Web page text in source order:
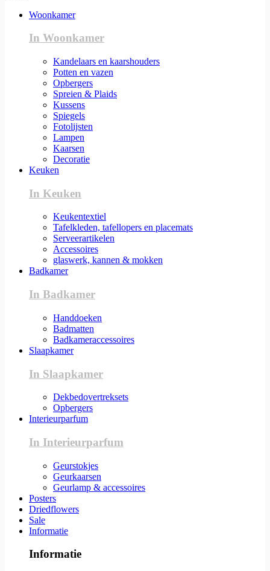
Woonkamer
In Woonkamer
Kandelaars en kaarshouders
Potten en vazen
Opbergers
Spreien & Plaids
Kussens
Spiegels
Fotolijsten
Lampen
Kaarsen
Decoratie
Keuken
In Keuken
Keukentextiel
Tafelkleden, tafellopers en placemats
Serveerartikelen
Accessoires
glaswerk, kannen & mokken
Badkamer
In Badkamer
Handdoeken
Badmatten
Badkameraccessoires
Slaapkamer
In Slaapkamer
Dekbedovertreksets
Opbergers
Interieurparfum
In Interieurparfum
Geurstokjes
Geurkaarsen
Geurlamp & accessoires
Posters
Driedflowers
Sale
Informatie
Informatie